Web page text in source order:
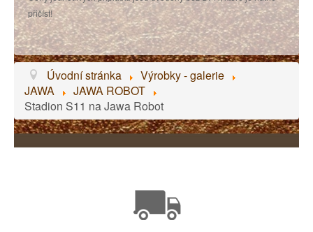
přičíst!
Úvodní stránka
Výrobky - galerie
JAWA
JAWA ROBOT
Stadion S11 na Jawa Robot